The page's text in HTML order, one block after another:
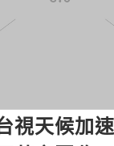
視天候加